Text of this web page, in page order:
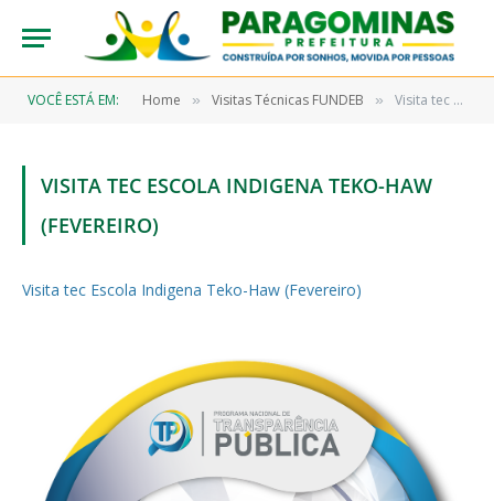
VOCÊ ESTÁ EM: Home » Visitas Técnicas FUNDEB » Visita tec Escola Indigena Teko-Haw (Fevereiro)
VISITA TEC ESCOLA INDIGENA TEKO-HAW
(FEVEREIRO)
Visita tec Escola Indigena Teko-Haw (Fevereiro)